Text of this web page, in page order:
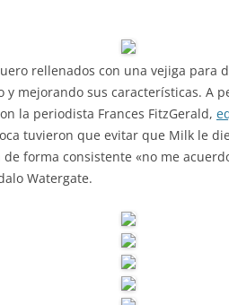
rellenados con una vejiga para
mejorando sus características. A
la periodista Frances FitzGerald,
tuvieron que evitar que Milk le
forma consistente «no me
Watergate.